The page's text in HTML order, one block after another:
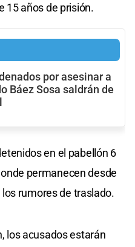
15 años de prisión.
por asesinar a
Báez Sosa saldrán de
en el pabellón 6
permanecen desde
rumores de traslado.
los acusados estarán